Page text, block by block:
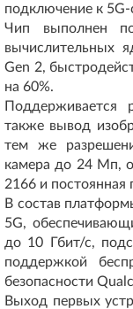
подключение к 5G-
Чип выполнен
вычислительных
Gen 2,
на 60%.
также вывод
тем же
камера до 24 Мп,
2166 и постоянная
В состав
5G,
до 10 Гбит/с,
поддержкой
безопасности
Выход первых